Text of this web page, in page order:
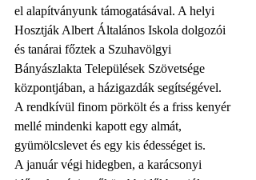
el alapítványunk támogatásával. A helyi
Hosztják Albert Általános Iskola dolgozói
és tanárai főztek a Szuhavölgyi
Bányászlakta Települések Szövetsége
központjában, a házigazdák segítségével.
A rendkívül finom pörkölt és a friss kenyér
mellé mindenki kapott egy almát,
gyümölcslevet és egy kis édességet is.
A január végi hidegben, a karácsonyi